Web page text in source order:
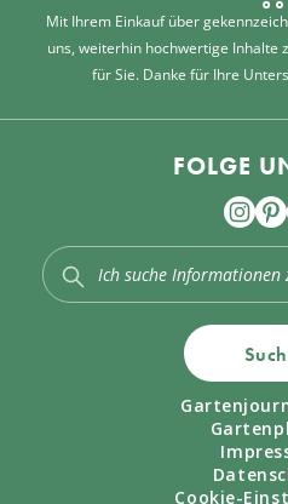
Mit Ihrem Einkauf über
uns, weiterhin hochwertige Inhalte
für Sie. Danke für Ihre
FOLGE
Cookie-